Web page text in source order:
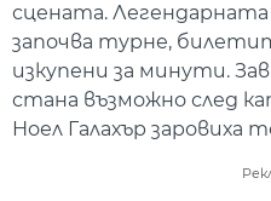
сцената.
започва турне,
изкупени за минути.
стана възможно след
Ноел Галахър заровиха